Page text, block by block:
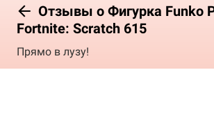
Отзывы о Фигурка Funko
Fortnite: Scratch 615
Прямо в лузу!